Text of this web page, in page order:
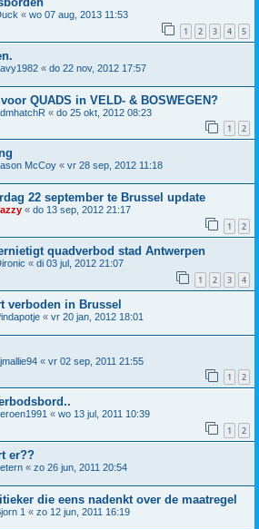
« wo 07 aug, 2013 11:53
1 2 3 4 5
« do 22 nov, 2012 17:57
QUADS in VELD- & BOSWEGEN?
« do 25 okt, 2012 08:23
1 2
McCoy « vr 28 sep, 2012 11:18
22 september te Brussel update
« do 13 sep, 2012 21:17
1 2
quadverbod stad Antwerpen
« di 03 jul, 2012 21:07
1 2 3 4
verboden in Brussel
« vr 20 jan, 2012 18:01
« vr 02 sep, 2011 21:55
1 2
« wo 13 jul, 2011 10:39
1 2
er??
« zo 26 jun, 2011 20:54
die eens nadenkt over de maatregel
1 « zo 12 jun, 2011 16:19